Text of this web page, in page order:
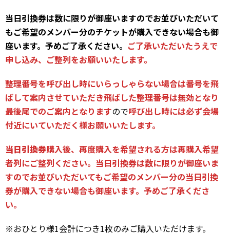
当日引換券は数に限りが御座いますのでお並びいただいて
もご希望のメンバー分のチケットが購入できない場合も御
座います。予めご了承ください。 ご了承いただいたうえで
申し込み、ご整列をお願いいたします。
整理番号を呼び出し時にいらっしゃらない場合は番号を飛
ばして案内させていただき飛ばした整理番号は無効となり
最後尾でのご案内となりますので呼び出し時には必ず会場
付近にいていただく様お願いいたします。
当日引換券購入後、再度購入を希望される方は再購入希望
者列にご整列ください。当日引換券は数に限りが御座いま
すのでお並びいただいてもご希望のメンバー分の当日引換
券が購入できない場合も御座います。予めご了承くださ
い。
※おひとり様1会計につき1枚のみご購入いただけます。